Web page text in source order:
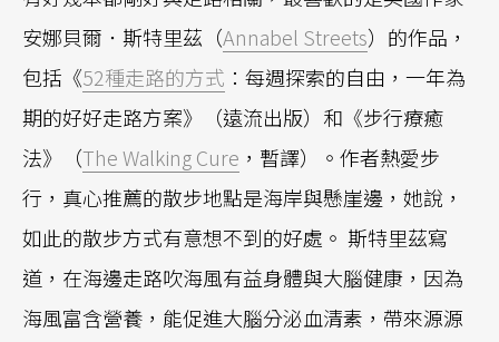
安娜貝爾．斯特里茲（Annabel Streets）的作品，
包括《52種走路的方式 ：每週探索的自由，一年為
期的好好走路方案》（遠流出版）和《步行療癒
法》（The Walking Cure ，暫譯）。作者熱愛步
行，真心推薦的散步地點是海岸與懸崖邊，她說，
如此的散步方式有意想不到的好處。 斯特里茲寫
道，在海邊走路吹海風有益身體與大腦健康，因為
海風富含營養，能促進大腦分泌血清素，帶來源源